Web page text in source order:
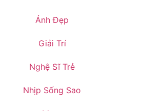
Ảnh Đẹp
Giải Trí
Nghệ Sĩ Trẻ
Nhịp Sống Sao